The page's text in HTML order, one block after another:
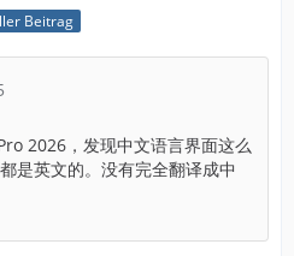
Beitrag
2026，发现中文语言界面这么
是英文的。没有完全翻译成中